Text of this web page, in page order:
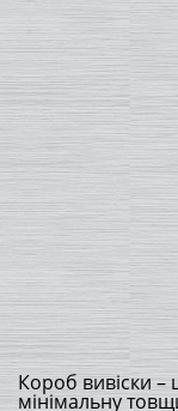
Короб вивіски
мінімальну